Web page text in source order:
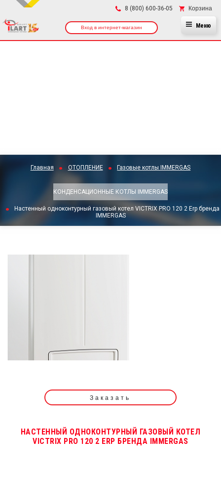
8 (800) 600-36-05 Корзина
Вход в интернет-магазин Меню
Главная ОТОПЛЕНИЕ Газовые котлы IMMERGAS
КОНДЕНСАЦИОННЫЕ КОТЛЫ IMMERGAS
Настенный одноконтурный газовый котел VICTRIX PRO 120 2 Erp бренда
IMMERGAS
Заказать
НАСТЕННЫЙ ОДНОКОНТУРНЫЙ ГАЗОВЫЙ КОТЕЛ
VICTRIX PRO 120 2 ERP БРЕНДА IMMERGAS
×